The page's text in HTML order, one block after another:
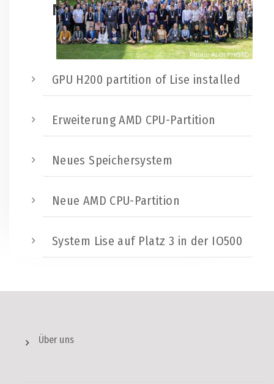
Neueste Beiträge:
GPU H200 partition of Lise installed
Erweiterung AMD CPU-Partition
Neues Speichersystem
Neue AMD CPU-Partition
System Lise auf Platz 3 in der IO500
Über uns